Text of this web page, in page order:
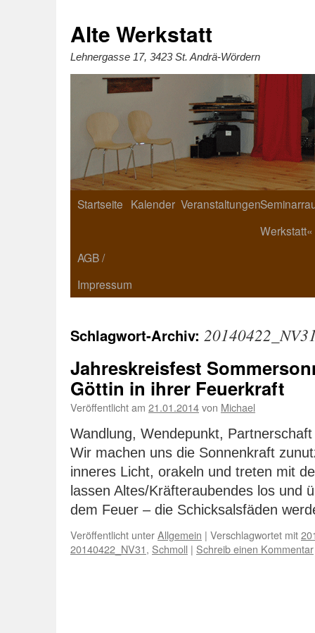
Alte Werkstatt
Lehnergasse 17, 3423 St. Andrä-Wördern
Startseite Kalender Veranstaltungen
Werkstatt«
AGB /
Impressum
Schlagwort-Archiv:
Jahreskreisfest
Göttin in ihrer Feuerkraft
Veröffentlicht am 21.01.2014von Michael
Wandlung, Wendepunkt,
Wir machen uns die Sonnenkraft
inneres Licht, orakeln und treten mit
lassen Altes/Kräfteraubendes los und
dem Feuer – die Schicksalsfäden
Veröffentlicht unterAllgemein | Verschlagwortet mit
20140422_NV31, Schmoll | Schreib einen Kommentar